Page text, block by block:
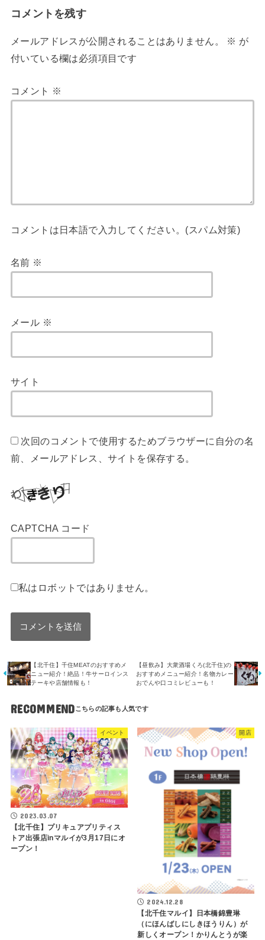
コメントを残す
メールアドレスが公開されることはありません。 ※ が
付いている欄は必須項目です
コメント ※
コメントは日本語で入力してください。(スパム対策)
名前 ※
メール ※
サイト
次回のコメントで使用するためブラウザーに自分の名
前、メールアドレス、サイトを保存する。
CAPTCHA コード
私はロボットではありません。
【北千住】千住MEATのおすすめメ
ニュー紹介！絶品！牛サーロインス
テーキや店舗情報も！
【昼飲み】大衆酒場くろ(北千住)の
おすすめメニュー紹介！名物カレー
おでんや口コミレビューも！
RECOMMEND
イベント
2023.03.07
【北千住】プリキュアプリティス
トア出張店inマルイが3月17日にオ
ープン！
開店
2024.12.28
【北千住マルイ】日本橋錦豊琳
（にほんばしにしきほうりん）が
新しくオープン！かりんとうが楽